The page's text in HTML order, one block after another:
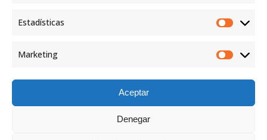
Estadísticas
Marketing
Aceptar
Denegar
Productos relacionados